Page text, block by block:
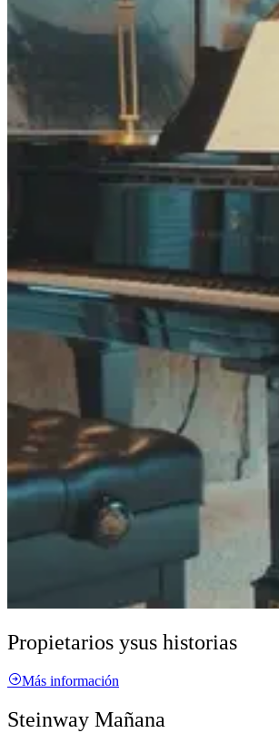
Propietarios ysus historias
Más información
Steinway Mañana